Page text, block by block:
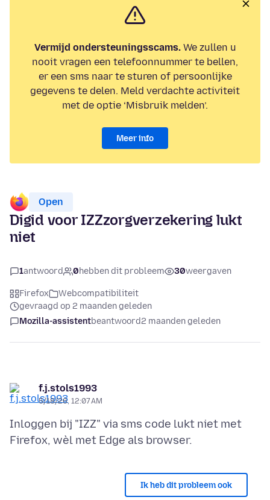
Vermijd ondersteuningsscams.We zullen u
nooit vragen een telefoonnummer te bellen,
er een sms naar te sturen of persoonlijke
gegevens te delen. Meld verdachte activiteit
met de optie ‘Misbruik melden’.
Meer info
Open
Digid voor IZZzorgverzekering lukt
niet
1antwoord 0hebben dit probleem 30weergaven
Firefox
Webcompatibiliteit
gevraagd op 2 maanden geleden
Mozilla-assistentbeantwoord2 maanden geleden
f.j.stols1993
5/18/26, 12:07 AM
Inloggen bij "IZZ" via sms code lukt niet met
Ik heb dit probleem ook